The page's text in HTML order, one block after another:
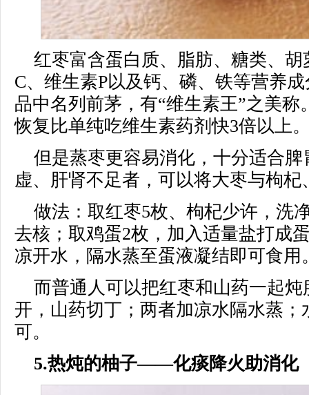
红枣富含蛋白质、脂肪、糖类、
C、维生素P以及钙、磷、铁等营养
品中名列前茅，有“维生素王”之美
恢复比单纯吃维生素药剂快3倍以上
但是蒸枣更容易消化，十分适合
虚、肝肾不足者，可以将大枣与枸杞
做法：取红枣5枚、枸杞少许，洗
去核；取鸡蛋2枚，加入适量盐打成
凉开水，隔水蒸至蛋液凝结即可食用
而普通人可以把红枣和山药一起
开，山药切丁；两者加凉水隔水蒸；
可。
5.热炖的柚子——化痰降火助消化